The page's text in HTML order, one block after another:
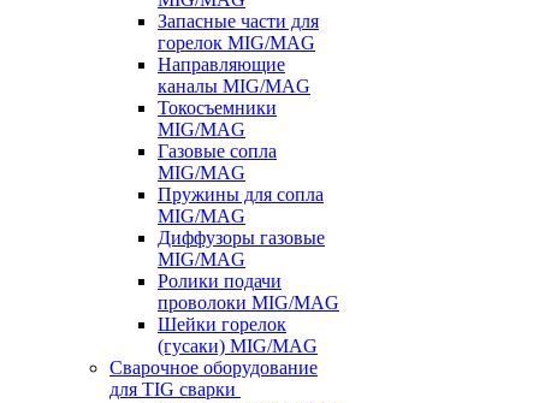
Запасные части для
горелок MIG/MAG
Направляющие
каналы MIG/MAG
Токосъемники
MIG/MAG
Газовые сопла
MIG/MAG
Пружины для сопла
MIG/MAG
Диффузоры газовые
MIG/MAG
Ролики подачи
проволоки MIG/MAG
Шейки горелок
(гусаки) MIG/MAG
Сварочное оборудование
для TIG сварки